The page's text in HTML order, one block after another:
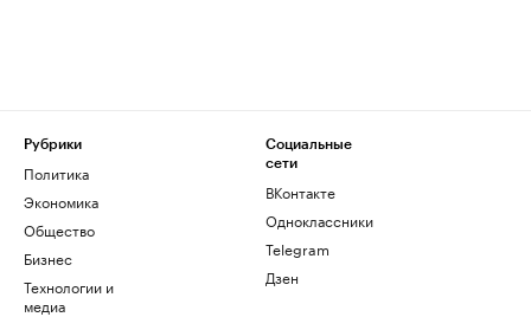
Рубрики
Политика
Экономика
Общество
Бизнес
Технологии и
медиа
Социальные
сети
ВКонтакте
Одноклассники
Telegram
Дзен